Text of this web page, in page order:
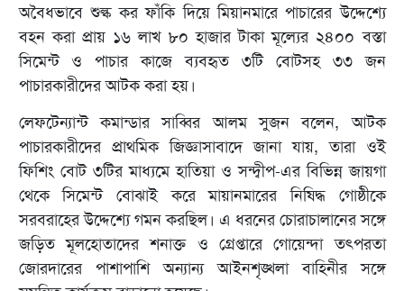
অবৈধভাবে শুল্ক কর ফাঁকি দিয়ে মিয়ানমারে পাচারের উদ্দেশ্যে
বহন করা প্রায় ১৬ লাখ ৮০ হাজার টাকা মূল্যের ২৪০০ বস্তা
সিমেন্ট ও পাচার কাজে ব্যবহৃত ৩টি বোটসহ ৩৩ জন
পাচারকারীদের আটক করা হয়।
লেফটেন্যান্ট কমান্ডার সাব্বির আলম সুজন বলেন, আটক
পাচারকারীদের প্রাথমিক জিজ্ঞাসাবাদে জানা যায়, তারা ওই
ফিশিং বোট ৩টির মাধ্যমে হাতিয়া ও সন্দ্বীপ-এর বিভিন্ন জায়গা
থেকে সিমেন্ট বোঝাই করে মায়ানমারের নিষিদ্ধ গোষ্ঠীকে
সরবরাহের উদ্দেশ্যে গমন করছিল। এ ধরনের চোরাচালানের সঙ্গে
জড়িত মূলহোতাদের শনাক্ত ও গ্রেপ্তারে গোয়েন্দা তৎপরতা
জোরদারের পাশাপাশি অন্যান্য আইনশৃঙ্খলা বাহিনীর সঙ্গে